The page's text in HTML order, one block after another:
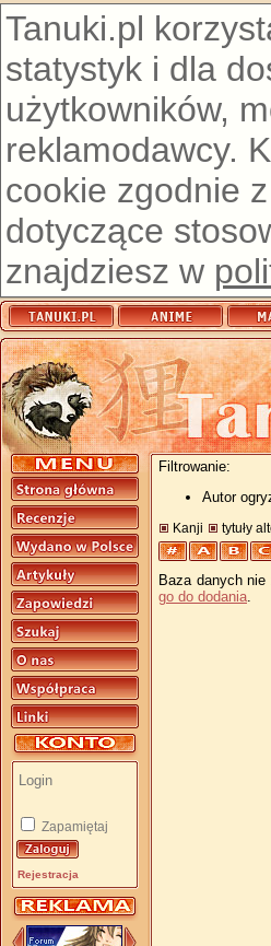
Tanuki.pl
statystyk i dla
użytkowników,
reklamodawcy.
cookie zgodnie
dotyczące
znajdziesz w
Zapamiętaj
Rejestracja
Filtrowanie:
Autor
Kanji tytuły
Baza danych
go do dodania.